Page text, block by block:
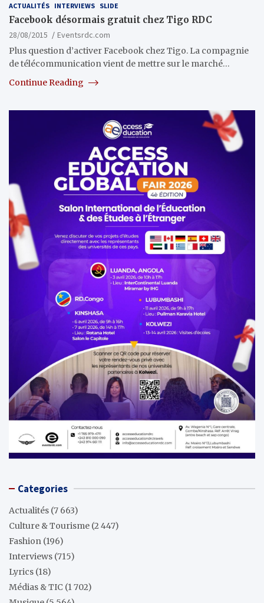
ACTUALITÉS INTERVIEWS SLIDE
Facebook désormais gratuit chez Tigo RDC
28/08/2015
Eventsrdc.com
Plus question d’activer Facebook chez Tigo. La compagnie
de télécommunication vient de mettre sur le marché…
Continue Reading
Categories
Actualités (7 663)
Culture & Tourisme (2 447)
Fashion (196)
Interviews (715)
Lyrics (18)
Médias & TIC (1 702)